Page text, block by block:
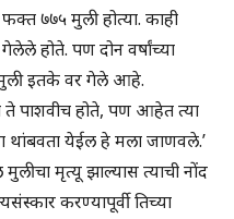
७७५ मुली होत्या. काही
होते. पण दोन वर्षांच्या
इतके वर गेले आहे.
ते पाशवीच होते, पण आहेत त्या
थांबवता येईल हे मला जाणवले.’
मुलीचा मृत्यू झाल्यास त्याची नोंद
करण्यापूर्वी तिच्या